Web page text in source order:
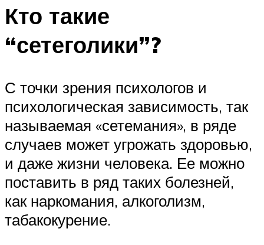
Кто такие
“сетеголики”?
С точки зрения психологов и
психологическая зависимость, так
называемая «сетемания», в ряде
случаев может угрожать здоровью,
и даже жизни человека. Ее можно
поставить в ряд таких болезней,
как наркомания, алкоголизм,
табакокурение.